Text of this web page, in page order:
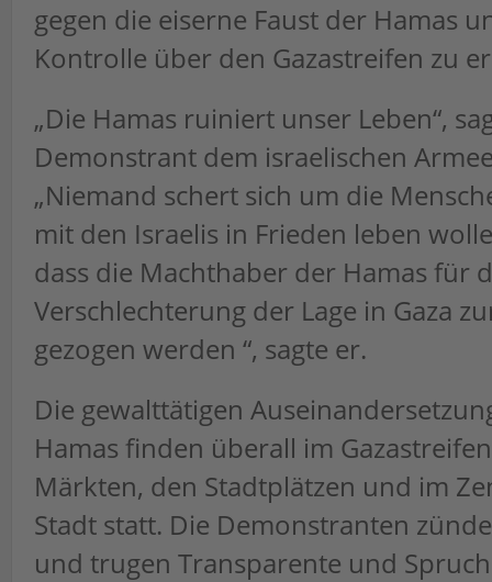
gegen die eiserne Faust der Hamas
Kontrolle über den Gazastreifen zu
„Die Hamas ruiniert unser Leben“,
Demonstrant dem israelischen
„Niemand schert sich um die
mit den Israelis in Frieden leben
dass die Machthaber der Hamas für
Verschlechterung der Lage in Gaza
gezogen werden “, sagte er.
Die gewalttätigen
Hamas finden überall im
Märkten, den Stadtplätzen und im
Stadt statt. Die Demonstranten
und trugen Transparente und